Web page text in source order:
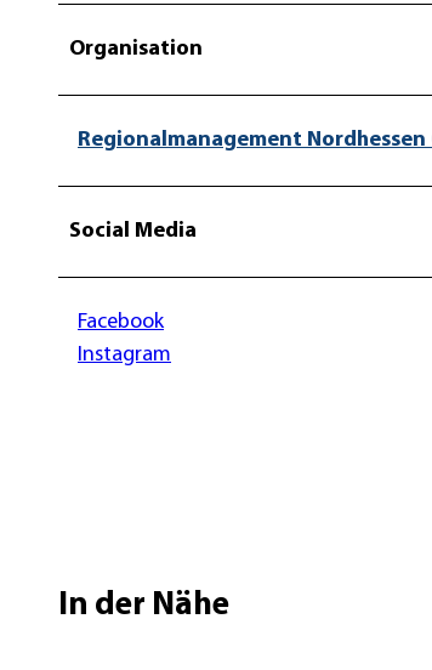
Organisation
Regionalmanagement Nordhessen
Social Media
Facebook
Instagram
In der Nähe